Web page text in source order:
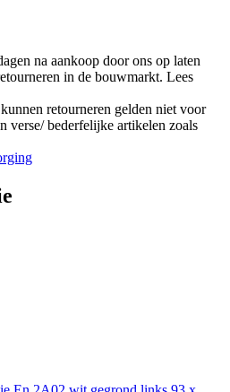
na aankoop door ons op laten
in de bouwmarkt. Lees
retourneren gelden niet voor
verse/ bederfelijke artikelen zoals